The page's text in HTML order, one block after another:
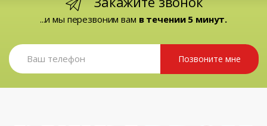
...и мы перезвоним вам в течении 5 минут.
Позвоните мне